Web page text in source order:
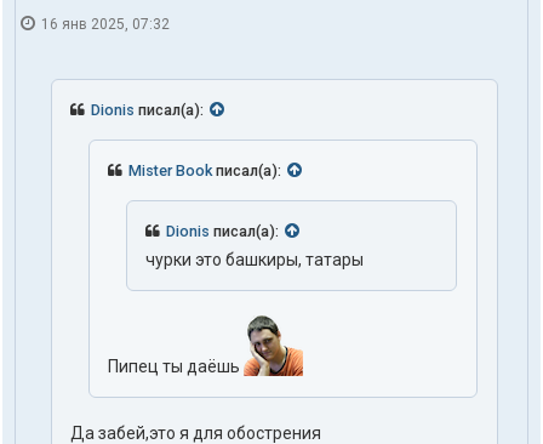
16 янв 2025, 07:32
Dionis писал(а):
Mister Book писал(а):
Dionis писал(а):
чурки это башкиры, татары
Пипец ты даёшь
Да забей,это я для обострения